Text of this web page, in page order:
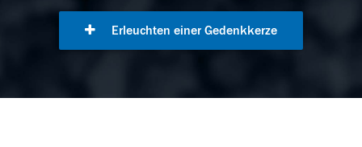
Erleuchten einer Gedenkkerze